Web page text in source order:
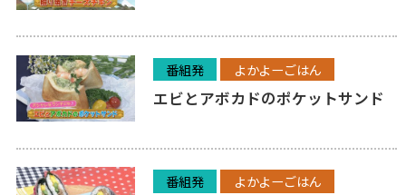
番組発 よかよーごはん
エビとアボカドのポケットサンド
番組発 よかよーごはん